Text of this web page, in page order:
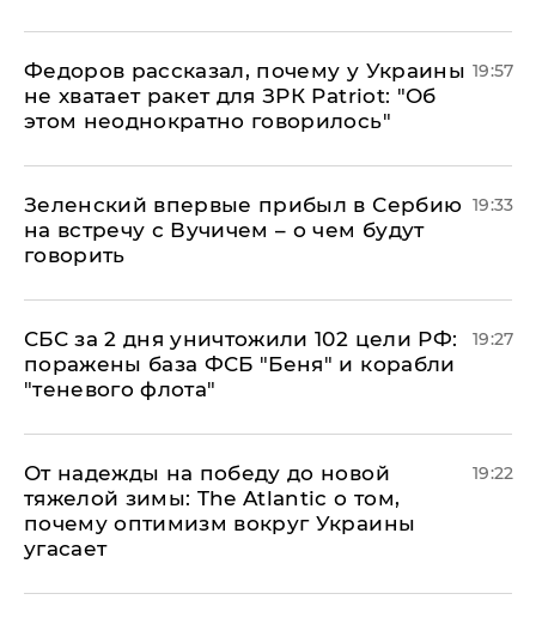
Федоров рассказал, почему у Украины
не хватает ракет для ЗРК Patriot: "Об
этом неоднократно говорилось"
19:57
Зеленский впервые прибыл в Сербию
на встречу с Вучичем – о чем будут
говорить
19:33
СБС за 2 дня уничтожили 102 цели РФ:
поражены база ФСБ "Беня" и корабли
"теневого флота"
19:27
От надежды на победу до новой
тяжелой зимы: The Atlantic о том,
почему оптимизм вокруг Украины
угасает
19:22